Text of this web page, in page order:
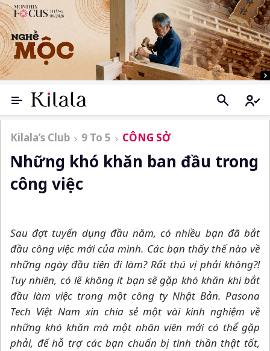
Kilala’s Club 9 To 5 CÔNG SỞ
Những khó khăn ban đầu trong
công việc
Sau đợt tuyển dụng đầu năm, có nhiều bạn đã bắt
đầu công việc mới của mình. Các bạn thấy thế nào về
những ngày đầu tiên đi làm? Rất thú vị phải không?!
Tuy nhiên, có lẽ không ít bạn sẽ gặp khó khăn khi bắt
đầu làm việc trong một công ty Nhật Bản. Pasona
Tech Việt Nam xin chia sẻ một vài kinh nghiệm về
những khó khăn mà một nhân viên mới có thể gặp
phải, để hỗ trợ các bạn chuẩn bị tinh thần thật tốt,